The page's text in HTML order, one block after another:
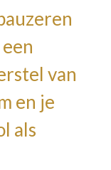
van
en je
als